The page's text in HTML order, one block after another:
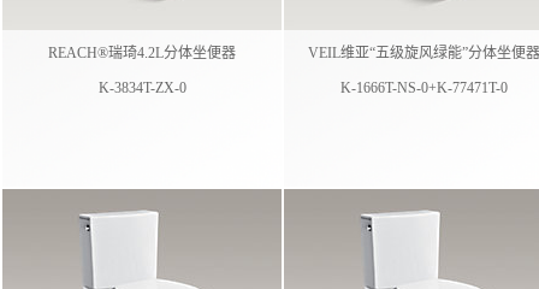
REACH®瑞琦4.2L分体坐便器
K-3834T-ZX-0
VEIL维亚“五级旋风绿能”分体坐便器
K-1666T-NS-0+K-77471T-0